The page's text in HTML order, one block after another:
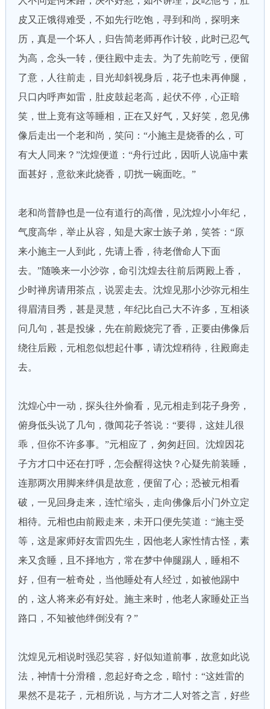
皮又正饿得难受，不如先行吃饱，寻到和尚，探明来
历，真是一个坏人，归告简老师再作计较，此时已忍气
为高，念头一转，便往殿中走去。为了先前吃亏，便留
了意，人往前走，目光却斜视身后，花子也未再伸腿，
只口内呼声如雷，肚皮鼓起老高，起伏不停，心正暗
笑，世上竟有这等睡相，正在又好气，又好笑，忽见佛
像后走出一个老和尚，笑问：“小施主是烧香的么，可
有大人同来？”沈煌便道：“舟行过此，因听人说庙中素
面甚好，意欲来此烧香，叨扰一碗面吃。”
老和尚普静也是一位有道行的高僧，见沈煌小小年纪，
气度高华，举止从容，知是大家士族子弟，笑答：“原
来小施主一人到此，先请上香，待老僧命人下面
去。”随唤来一小沙弥，命引沈煌去往前后两殿上香，
少时禅房请用茶点，说罢走去。沈煌见那小沙弥元相生
得眉清目秀，甚是灵慧，年纪比自己大不许多，互相谈
问几句，甚是投缘，先在前殿烧完了香，正要由佛像后
绕往后殿，元相忽似想起什事，请沈煌稍待，往殿廊走
去。
沈煌心中一动，探头往外偷看，见元相走到花子身旁，
俯身低头说了几句，微闻花子答说：“要得，这娃儿很
乖，但你不许多事。”元相应了，匆匆赶回。沈煌因花
子方才口中还在打呼，怎会醒得这快？心疑先前装睡，
连那两次用脚来绊俱是故意，便留了心；恐被元相看
破，一见回身走来，连忙缩头，走向佛像后小门外立定
相待。元相也由前殿走来，未开口便先笑道：“施主受
等，这是家师好友雷四先生，因他老人家性情古怪，素
来又贪睡，且不择地方，常在梦中伸腿踢人，睡相不
好，但有一桩奇处，当他睡处有人经过，如被他踢中
的，这人将来必有好处。施主来时，他老人家睡处正当
路口，不知被他绊倒没有？”
沈煌见元相说时强忍笑容，好似知道前事，故意如此说
法，神情十分滑稽，忽起好奇之念，暗忖：“这姓雷的
果然不是花子，元相所说，与方才二人对答之言，好些